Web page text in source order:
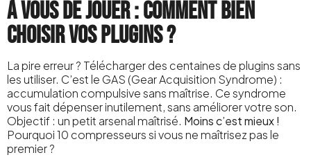
À vous de jouer : comment bien
choisir vos plugins ?
La pire erreur ? Télécharger des centaines de plugins sans
les utiliser. C’est le GAS (Gear Acquisition Syndrome) :
accumulation compulsive sans maîtrise. Ce syndrome
vous fait dépenser inutilement, sans améliorer votre son.
Objectif : un petit arsenal maîtrisé. Moins c’est mieux !
Pourquoi 10 compresseurs si vous ne maîtrisez pas le
premier ?